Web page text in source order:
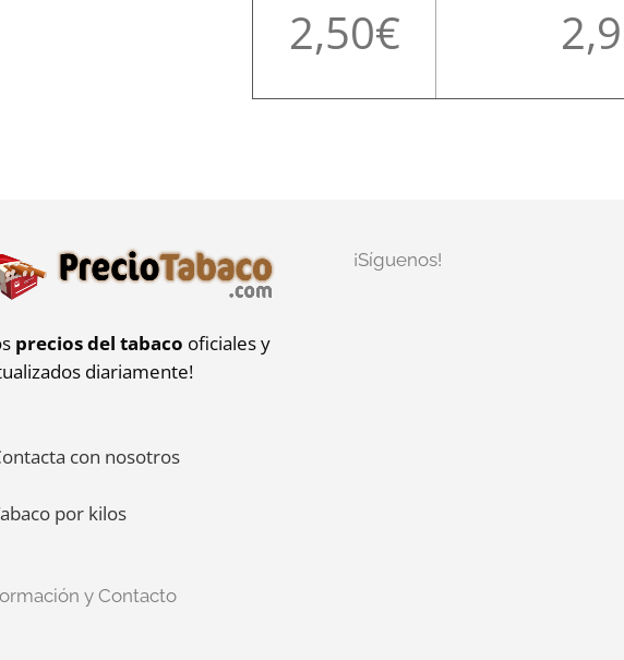
2,50
precios del tabaco oficiales y
diariamente!
con nosotros
por kilos
y Contacto
¡Síguenos!